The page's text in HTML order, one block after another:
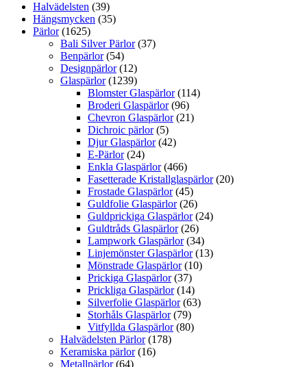
Halvädelsten (39)
Hängsmycken (35)
Pärlor (1625)
Bali Silver Pärlor (37)
Benpärlor (54)
Designpärlor (12)
Glaspärlor (1239)
Blomster Glaspärlor (114)
Broderi Glaspärlor (96)
Chevron Glaspärlor (21)
Dichroic pärlor (5)
Djur Glaspärlor (42)
E-Pärlor (24)
Enkla Glaspärlor (466)
Fasetterade Kristallglaspärlor (20)
Frostade Glaspärlor (45)
Guldfolie Glaspärlor (26)
Guldprickiga Glaspärlor (24)
Guldtråds Glaspärlor (26)
Lampwork Glaspärlor (34)
Linjemönster Glaspärlor (13)
Mönstrade Glaspärlor (10)
Prickiga Glaspärlor (37)
Prickliga Glaspärlor (14)
Silverfolie Glaspärlor (63)
Storhåls Glaspärlor (79)
Vitfyllda Glaspärlor (80)
Halvädelsten Pärlor (178)
Keramiska pärlor (16)
Metallpärlor (64)